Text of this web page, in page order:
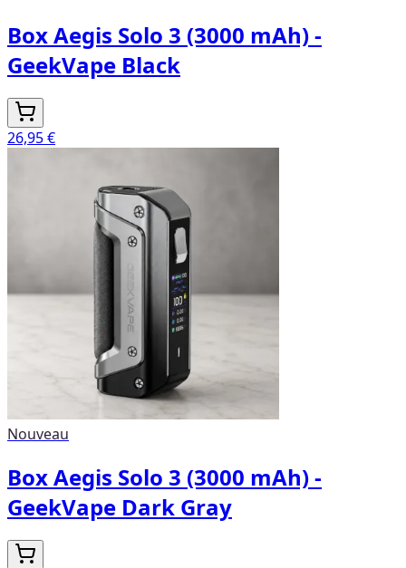
Box Aegis Solo 3 (3000 mAh) -
GeekVape Black
26,95 €
Nouveau
Box Aegis Solo 3 (3000 mAh) -
GeekVape Dark Gray